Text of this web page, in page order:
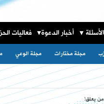
أخبار الدعوة فعاليات
مجلة مختارات مجلة الوعي
يعلق!